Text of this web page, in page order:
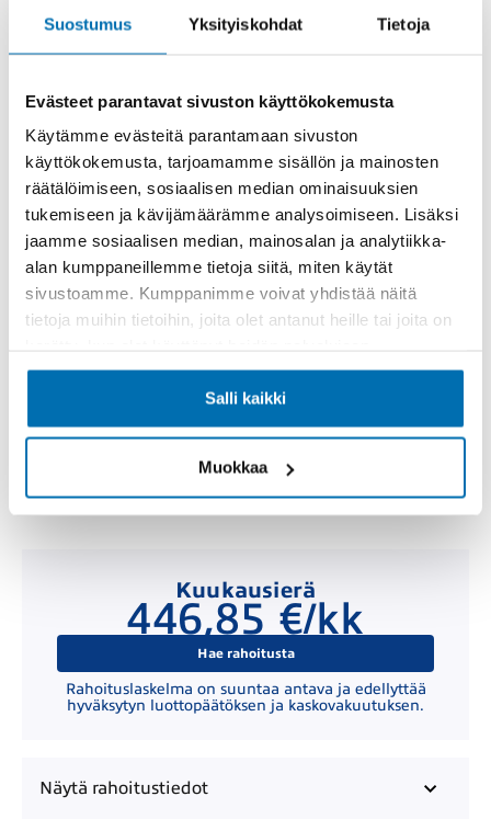
Suostumus Yksityiskohdat Tietoja
Evästeet parantavat sivuston käyttökokemusta
Käytämme evästeitä parantamaan sivuston
käyttökokemusta, tarjoamamme sisällön ja mainosten
räätälöimiseen, sosiaalisen median ominaisuuksien
tukemiseen ja kävijämäärämme analysoimiseen. Lisäksi
jaamme sosiaalisen median, mainosalan ja analytiikka-
alan kumppaneillemme tietoja siitä, miten käytät
sivustoamme. Kumppanimme voivat yhdistää näitä
tietoja muihin tietoihin, joita olet antanut heille tai joita on
Salli kaikki
Muokkaa
Käsiraha tai vaihtoauto (€)
Suurempi viimeinen erä (€)
Kuukausierä
446,85 €/kk
Hae rahoitusta
Rahoituslaskelma on suuntaa antava ja edellyttää
hyväksytyn luottopäätöksen ja kaskovakuutuksen.
Näytä rahoitustiedot